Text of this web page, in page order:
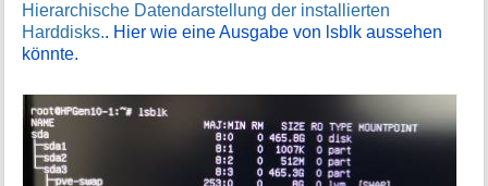
Hierarchische Datendarstellung der installierten
Harddisks.. Hier wie eine Ausgabe von lsblk aussehen
könnte.